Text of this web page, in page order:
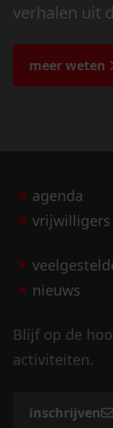
verhalen uit
de
meer weten
agenda
vrijwilligers
nieuws
Blijf op de
activiteiten.
inschrijven